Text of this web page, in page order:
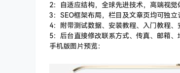
2：自适应结构，全球先进技术，高端视觉
3：SEO框架布局，栏目及文章页均可独立
4：附带测试数据、安装教程、入门教程、
5：后台直接修改联系方式、传真、邮箱、
手机版图片预览：